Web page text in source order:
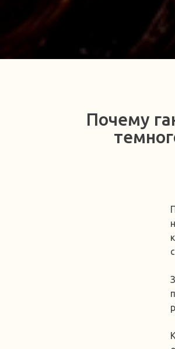
Почему